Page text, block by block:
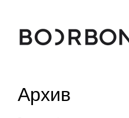
Архив